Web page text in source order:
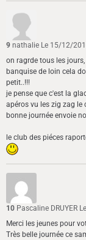
9 nathalie Le 15/12/
on ragrde tous les
banquise de loin cela
petit..!!!
je pense que c'est la
apéros vu les zig zag le
bonne journée envoie
le club des piéces
10 Pascaline DRUYER
Merci les jeunes pour
Très belle journée ce